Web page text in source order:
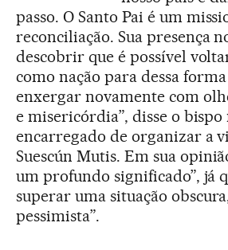
passo. O Santo Pai é um
reconciliação. Sua presença
descobrir que é possível
como nação para dessa
enxergar novamente com
e misericórdia”, disse o
encarregado de organizar a
Suescún Mutis. Em sua
um profundo significado”, já
superar uma situação
pessimista”.